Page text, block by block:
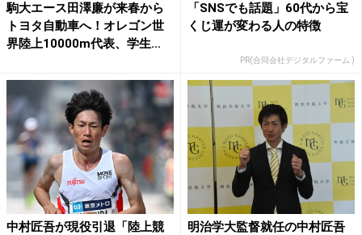
駒大エース田澤廉が来春から
トヨタ自動車へ！オレゴン世
界陸上10000m代表、学生...
「SNSでも話題」60代から宝
くじ運が変わる人の特徴
PR(合同会社デジタルファーム )
中村匠吾が現役引退「陸上競
明治学大監督就任の中村匠吾